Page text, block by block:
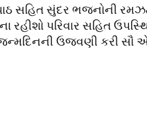
પાઠ સહિત સુંદર ભજનોની
રહીશો પરિવાર સહિત
ઉજવણી કરી સૌ